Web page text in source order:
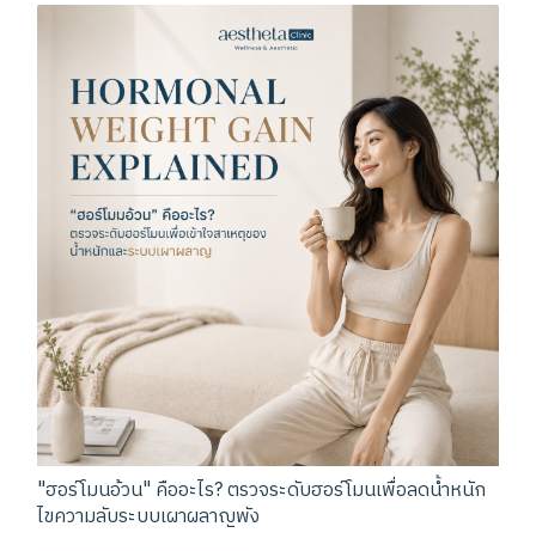
"ฮอร์โมนอ้วน" คืออะไร? ตรวจระดับฮอร์โมนเพื่อลดน้ำหนัก
ไขความลับระบบเผาผลาญพัง